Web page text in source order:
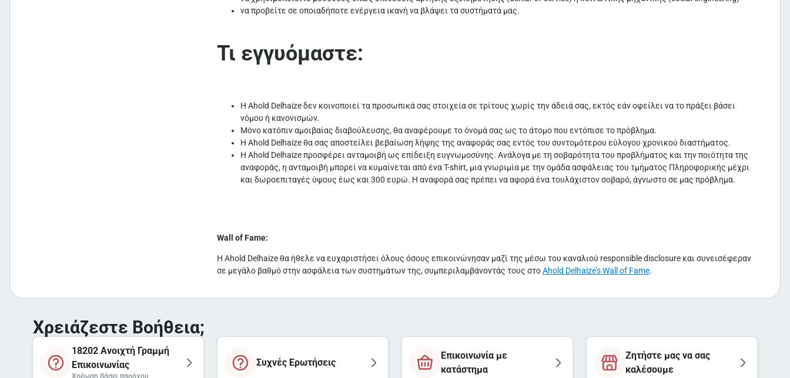
να προβείτε σε οποιαδήποτε ενέργεια ικανή να βλάψει τα συστήματά μας.
Τι εγγυόμαστε:
Η Ahold Delhaize δεν κοινοποιεί τα προσωπικά σας στοιχεία σε τρίτους χωρίς την άδειά σας, εκτός εάν οφείλει να το πράξει βάσει
νόμου ή κανονισμών.
Μόνο κατόπιν αμοιβαίας διαβούλευσης, θα αναφέρουμε το όνομά σας ως το άτομο που εντόπισε το πρόβλημα.
H Ahold Delhaize θα σας αποστείλει βεβαίωση λήψης της αναφοράς σας εντός του συντομότερου εύλογου χρονικού διαστήματος.
Η Ahold Delhaize προσφέρει ανταμοιβή ως επίδειξη ευγνωμοσύνης. Ανάλογα με τη σοβαρότητα του προβλήματος και την ποιότητα της
αναφοράς, η ανταμοιβή μπορεί να κυμαίνεται από ένα T-shirt, μια γνωριμία με την ομάδα ασφάλειας του τμήματος Πληροφορικής μέχρι
και δωροεπιταγές ύψους έως και 300 ευρώ. Η αναφορά σας πρέπει να αφορά ένα τουλάχιστον σοβαρό, άγνωστο σε μας πρόβλημα.
Wall of Fame:
Η Ahold Delhaize θα ήθελε να ευχαριστήσει όλους όσους επικοινώνησαν μαζί της μέσω του καναλιού responsible disclosure και συνεισέφεραν
σε μεγάλο βαθμό στην ασφάλεια των συστημάτων της, συμπεριλαμβάνοντάς τους στοAhold Delhaize’s Wall of Fame.
Χρειάζεστε Βοήθεια;
18202 Ανοιχτή Γραμμή
Επικοινωνίας
Χρέωση βάσει παρόχου
Συχνές Ερωτήσεις
Επικοινωνία με
κατάστημα
Ζητήστε μας να σας
καλέσουμε